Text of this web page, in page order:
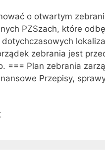
o otwartym
PZSzach, które
zebrania jest
=== Plan zebrania
Przepisy,